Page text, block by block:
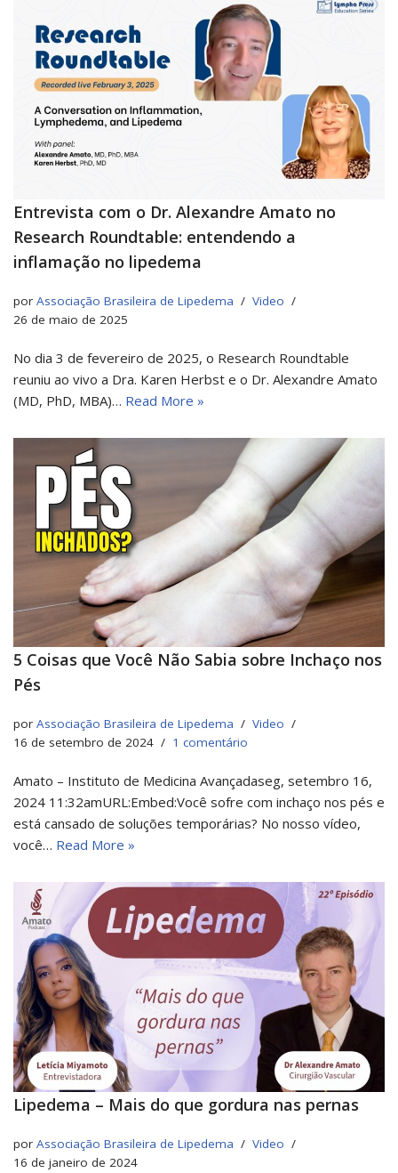
Entrevista com o Dr. Alexandre Amato no
Research Roundtable: entendendo a
inflamação no lipedema
por Associação Brasileira de Lipedema
Video
26 de maio de 2025
No dia 3 de fevereiro de 2025, o Research Roundtable
reuniu ao vivo a Dra. Karen Herbst e o Dr. Alexandre Amato
(MD, PhD, MBA)… Read More »
5 Coisas que Você Não Sabia sobre Inchaço nos
Pés
por Associação Brasileira de Lipedema
Video
16 de setembro de 2024
1 comentário
Amato – Instituto de Medicina Avançadaseg, setembro 16,
2024 11:32amURL:Embed:Você sofre com inchaço nos pés e
está cansado de soluções temporárias? No nosso vídeo,
você… Read More »
Lipedema – Mais do que gordura nas pernas
por Associação Brasileira de Lipedema
Video
16 de janeiro de 2024